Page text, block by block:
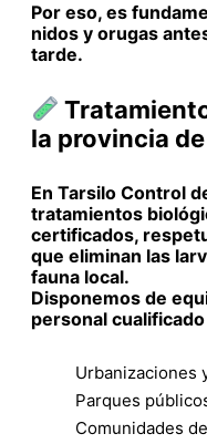
Por eso, es
nidos y orugas
tarde.
la provincia
En Tarsilo Control
tratamientos
certificados,
que eliminan las
fauna local.
Disponemos de
personal
Urbanizaciones
Parques
Comunidades